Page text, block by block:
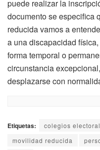
puede realizar la
documento se especifica
reducida vamos a
a una discapacidad
forma temporal o
circunstancia
desplazarse con
Etiquetas: colegios
movilidad reducida